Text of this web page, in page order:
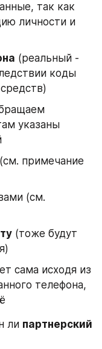
так как
личности и
(реальный -
коды
указаны
примечание
(см.
(тоже будут
сама исходя из
телефона,
ли партнерский